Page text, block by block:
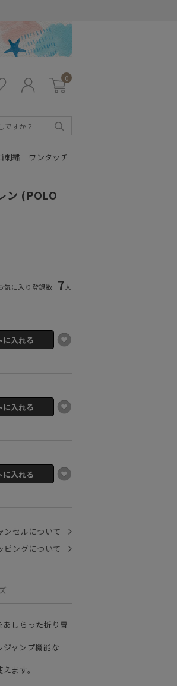
イ
ン
0
刺繍 ワンタッチ
ン (POLO
気に入り登録数 7人
ンセルについて
ピングについて
しらった折り畳
ャンプ機能な
ます。